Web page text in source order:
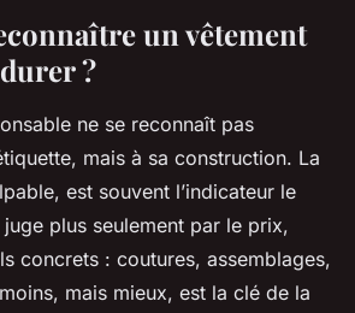
un vêtement
?
ne se reconnaît pas
mais à sa construction. La
est souvent l’indicateur le
plus seulement par le prix,
concrets : coutures, assemblages,
mais mieux, est la clé de la